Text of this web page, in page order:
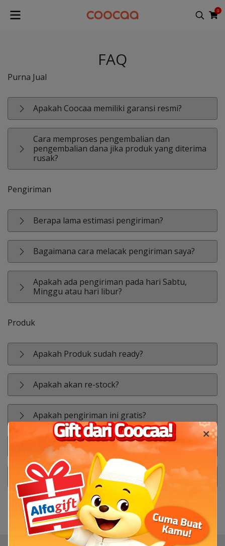
0
FAQ
Purna Jual
Apakah Coocaa memiliki garansi resmi?
Cara memproses pengembalian dan
pengembalian dana jika produk yang diterima
rusak?
Pengiriman
Berapa lama estimasi pengiriman?
Bagaimana cara melacak pengiriman saya?
Apakah ada pengiriman pada hari Sabtu,
Minggu atau hari libur?
Produk
Apakah Produk sudah ready?
Apakah akan re-stock?
Apakah pengiriman ini gratis?
Dukungan COD?
Dapat membayar melalui apa?
1